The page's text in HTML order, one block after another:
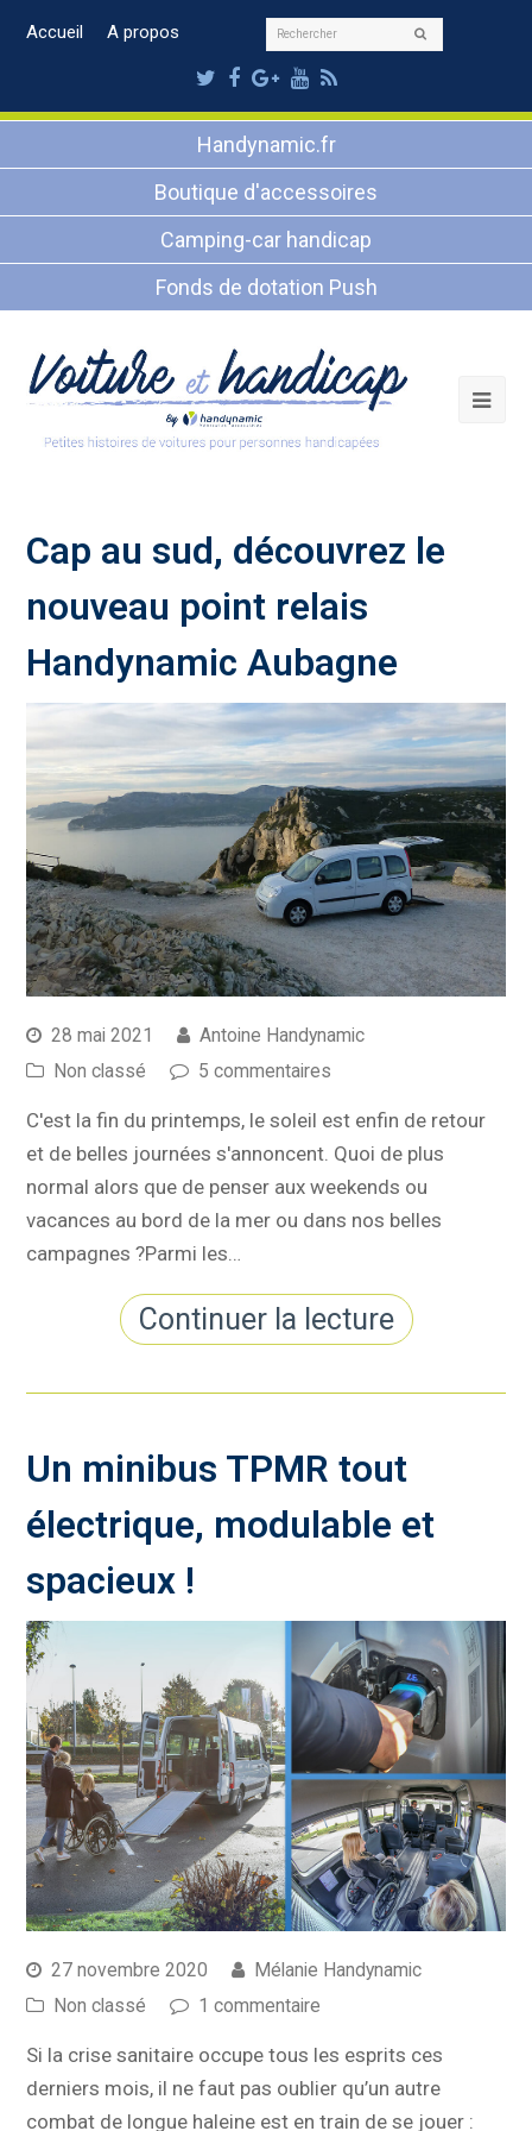
Accueil A propos Rechercher
Twitter
Facebook
Google
Plus
Youtube
RSS
Handynamic.fr
Boutique d'accessoires
Camping-car handicap
Fonds de dotation Push
Cap au sud, découvrez le
nouveau point relais
Handynamic Aubagne
28 mai 2021
Antoine Handynamic
Non classé
5 commentaires
C'est la fin du printemps, le soleil est enfin de retour
et de belles journées s'annoncent. Quoi de plus
normal alors que de penser aux weekends ou
vacances au bord de la mer ou dans nos belles
campagnes ?Parmi les…
Continuer la lecture
Un minibus TPMR tout
électrique, modulable et
spacieux !
27 novembre 2020
Mélanie Handynamic
Non classé
1 commentaire
Si la crise sanitaire occupe tous les esprits ces
derniers mois, il ne faut pas oublier qu’un autre
combat de longue haleine est en train de se jouer :